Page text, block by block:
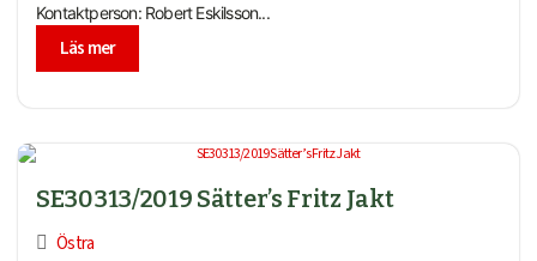
Kontaktperson: Robert Eskilsson...
Läs mer
SE30313/2019 Sätter’s Fritz Jakt
Östra